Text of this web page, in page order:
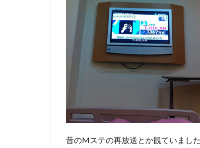
昔のMステの再放送とか観ていまし